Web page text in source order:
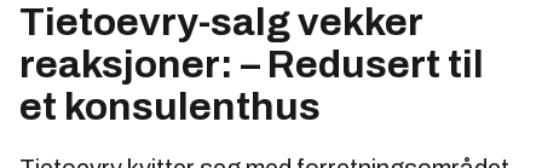
Tietoevry-salg vekker
reaksjoner: – Redusert til
et konsulenthus